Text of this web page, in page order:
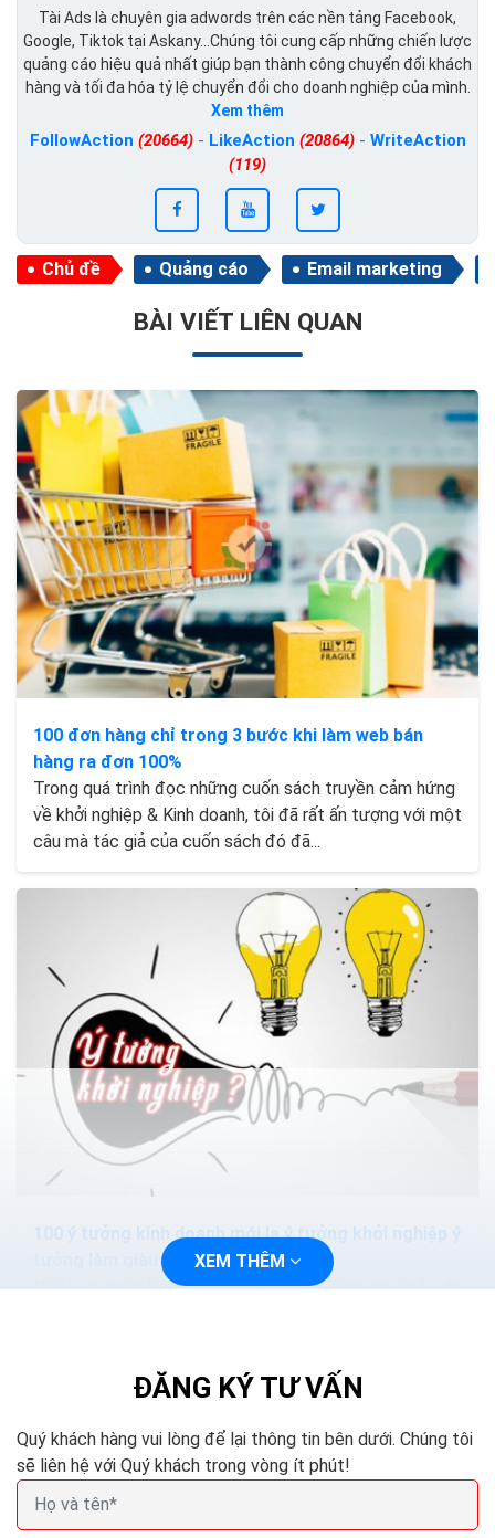
Tài Ads là chuyên gia adwords trên các nền tảng Facebook,
Google, Tiktok tại Askany...Chúng tôi cung cấp những chiến lược
quảng cáo hiệu quả nhất giúp bạn thành công chuyển đổi khách
hàng và tối đa hóa tỷ lệ chuyển đổi cho doanh nghiệp của mình.
Xem thêm
FollowAction (20664)- LikeAction (20864)- WriteAction
(119)
Chủ đề Quảng cáo Email marketing
BÀI VIẾT LIÊN QUAN
100 đơn hàng chỉ trong 3 bước khi làm web bán
hàng ra đơn 100%
Trong quá trình đọc những cuốn sách truyền cảm hứng
về khởi nghiệp & Kinh doanh, tôi đã rất ấn tượng với một
câu mà tác giả của cuốn sách đó đã...
100 ý tưởng kinh doanh mới lạ ý tưởng khởi nghiệp ý
Nếu bạn muốn làm chủ cuộc sống của mình, muốn tự do
XEM THÊM
ĐĂNG KÝ TƯ VẤN
Quý khách hàng vui lòng để lại thông tin bên dưới. Chúng tôi
sẽ liên hệ với Quý khách trong vòng ít phút!